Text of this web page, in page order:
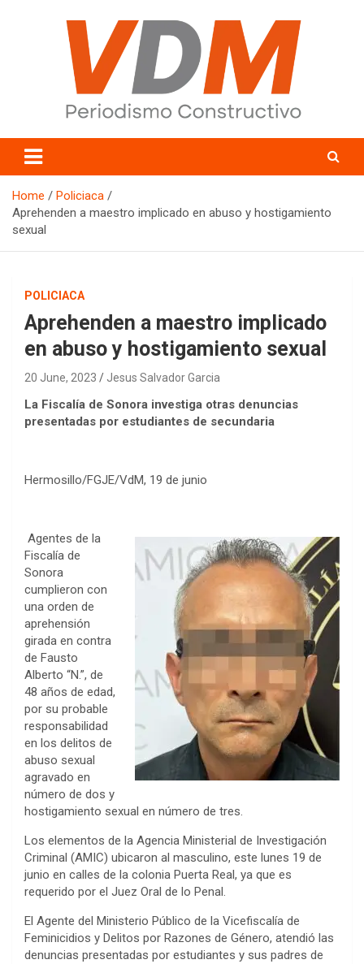
valledelmayo.com
Home
Policiaca
Aprehenden a maestro implicado en abuso y hostigamiento
sexual
POLICIACA
Aprehenden a maestro implicado
en abuso y hostigamiento sexual
20 June, 2023 Jesus Salvador Garcia
La Fiscalía de Sonora investiga otras denuncias
presentadas por estudiantes de secundaria
Hermosillo/FGJE/VdM, 19 de junio
Agentes de la
Fiscalía de
Sonora
cumplieron con
una orden de
aprehensión
girada en contra
de Fausto
Alberto “N.”, de
48 años de edad,
por su probable
responsabilidad
en los delitos de
abuso sexual
agravado en
número de dos y
hostigamiento sexual en número de tres.
Los elementos de la Agencia Ministerial de Investigación
Criminal (AMIC) ubicaron al masculino, este lunes 19 de
junio en calles de la colonia Puerta Real, ya que es
requerido por el Juez Oral de lo Penal.
El Agente del Ministerio Público de la Vicefiscalía de
Feminicidios y Delitos por Razones de Género, atendió las
denuncias presentadas por estudiantes y sus padres de